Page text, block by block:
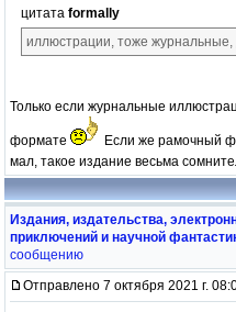
цитата formally
иллюстрации, тоже
Только если журнальные
формате
Если же рамочный
мал, такое издание весьма
Издания, издательства,
приключений и научной
сообщению
Отправлено 7 октября 2021 г.